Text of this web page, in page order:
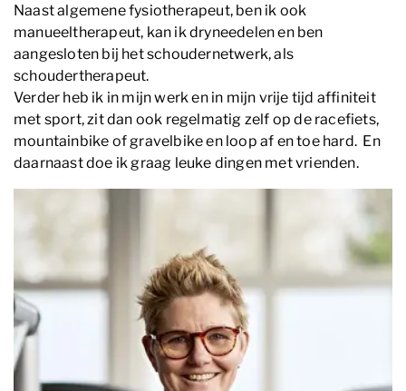
Naast algemene fysiotherapeut, ben ik ook
manueeltherapeut, kan ik dryneedelen en ben
aangesloten bij het schoudernetwerk, als
schoudertherapeut.
Verder heb ik in mijn werk en in mijn vrije tijd affiniteit
met sport, zit dan ook regelmatig zelf op de racefiets,
mountainbike of gravelbike en loop af en toe hard. En
daarnaast doe ik graag leuke dingen met vrienden.